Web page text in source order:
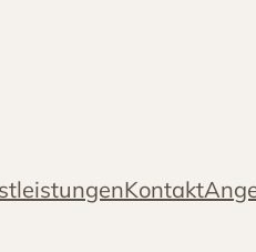
Kontakt